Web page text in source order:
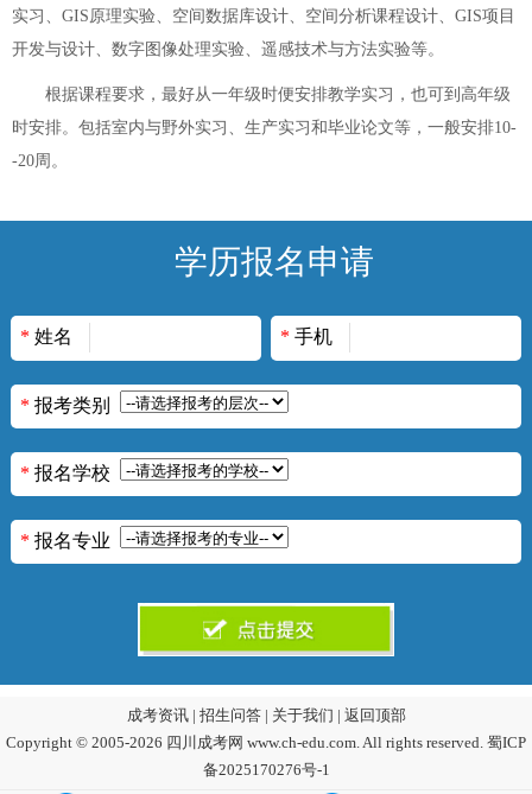
实习、GIS原理实验、空间数据库设计、空间分析课程设计、GIS项目
开发与设计、数字图像处理实验、遥感技术与方法实验等。
根据课程要求，最好从一年级时便安排教学实习，也可到高年级
时安排。包括室内与野外实习、生产实习和毕业论文等，一般安排10-
-20周。
学历报名申请
* 姓名 * 手机
* 报考类别
* 报名学校
* 报名专业
成考资讯| 招生问答| 关于我们 | 返回顶部
Copyright © 2005-2026 四川成考网 www.ch-edu.com. All rights reserved. 蜀ICP
备2025170276号-1